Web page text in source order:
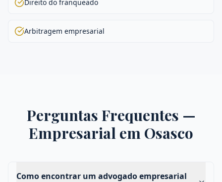
Direito do franqueado
Arbitragem empresarial
Perguntas Frequentes —
Empresarial em Osasco
Como encontrar um advogado empresarial